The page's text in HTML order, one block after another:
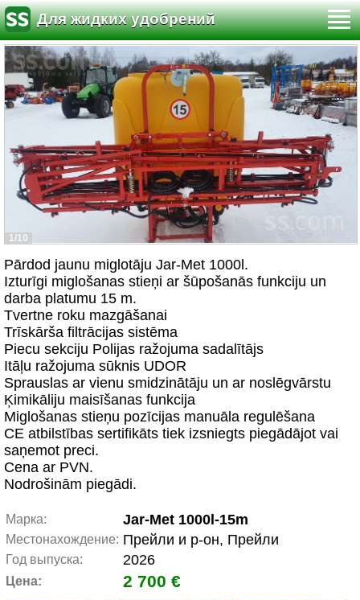
Для жидких удобрений
1/10
Pārdod jaunu miglotāju Jar-Met 1000l.
Izturīgi miglošanas stieņi ar šūpošanās funkciju un
darba platumu 15 m.
Tvertne roku mazgāšanai
Trīskārša filtrācijas sistēma
Piecu sekciju Polijas ražojuma sadalītājs
Itāļu ražojuma sūknis UDOR
Sprauslas ar vienu smidzinātāju un ar noslēgvārstu
Ķimikāliju maisīšanas funkcija
Miglošanas stieņu pozīcijas manuāla regulēšana
CE atbilstības sertifikāts tiek izsniegts piegādājot vai
saņemot preci.
Cena ar PVN.
Nodrošinām piegādi.
Марка: Jar-Met 1000l-15m
Местонахождение: Прейли и р-он, Прейли
Год выпуска: 2026
Цена: 2 700 €